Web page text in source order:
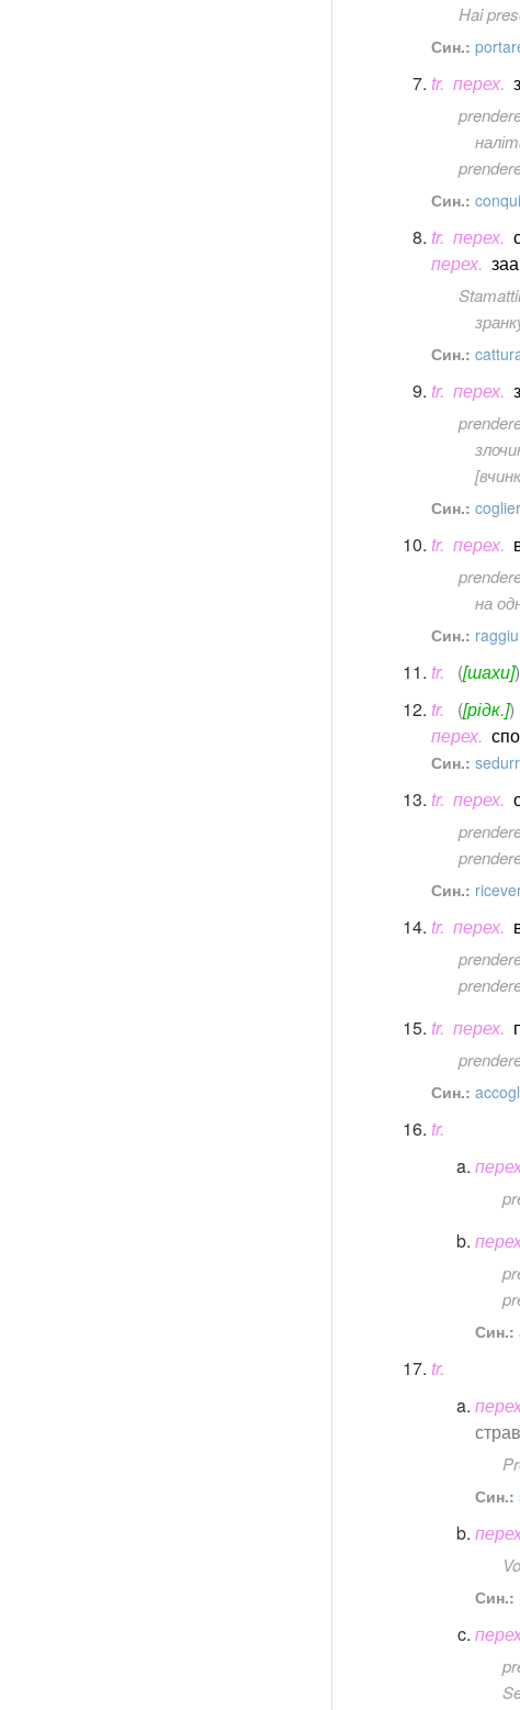
Hai
Син.:
tr. перех.
Син.:
tr. перех.
перех.
Син.:
tr. перех.
Син.:
tr. перех.
на
Син.:
tr. ([шахи])
tr.
([рідк.])
перех.
Син.:
tr. перех.
Син.:
tr. перех.
tr. перех.
Син.:
tr.
Син.:
tr.
Син.:
Син.: